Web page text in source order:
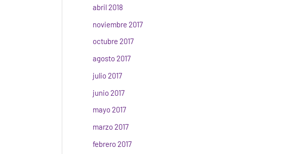
abril 2018
noviembre 2017
octubre 2017
agosto 2017
julio 2017
junio 2017
mayo 2017
marzo 2017
febrero 2017